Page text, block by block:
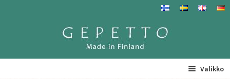
Siirry
Siirry
Valikko